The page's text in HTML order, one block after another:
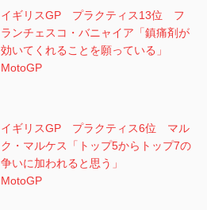
イギリスGP プラクティス13位 フ
ランチェスコ・バニャイア「鎮痛剤が
効いてくれることを願っている」
MotoGP
イギリスGP プラクティス6位 マル
ク・マルケス「トップ5からトップ7の
争いに加われると思う」
MotoGP